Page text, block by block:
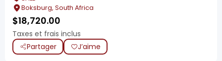
Boksburg, South Africa
$18,720.00
Taxes et frais inclus
Partager
J’aime